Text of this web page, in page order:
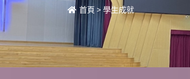
首頁 > 學生成就